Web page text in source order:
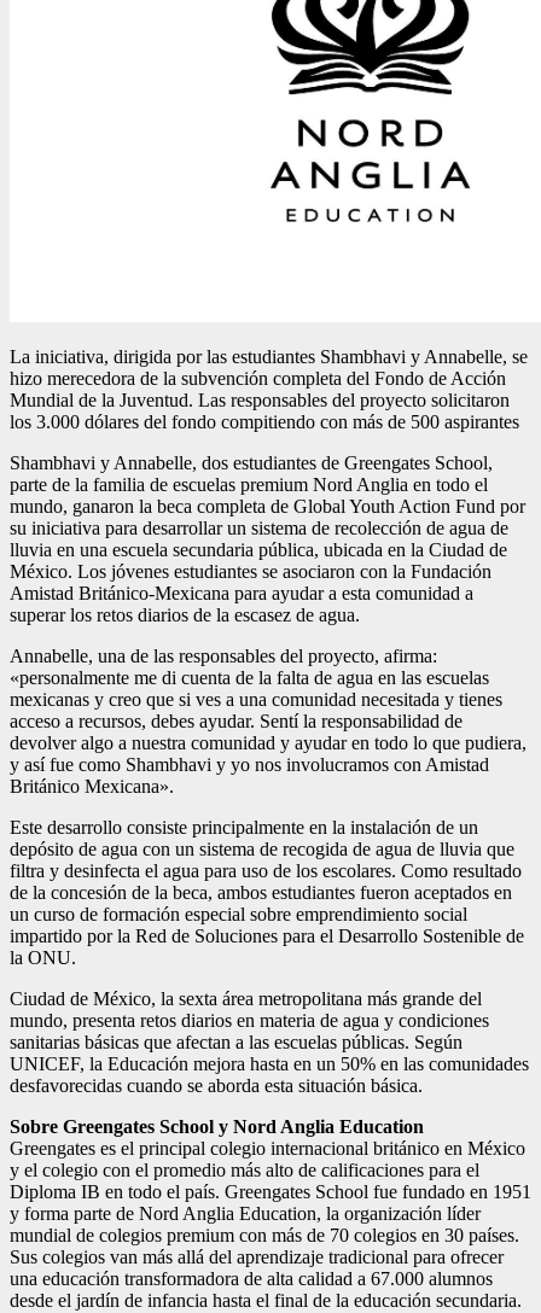
La iniciativa, dirigida por las estudiantes Shambhavi y Annabelle, se
hizo merecedora de la subvención completa del Fondo de Acción
Mundial de la Juventud. Las responsables del proyecto solicitaron
los 3.000 dólares del fondo compitiendo con más de 500 aspirantes
Shambhavi y Annabelle, dos estudiantes de Greengates School,
parte de la familia de escuelas premium Nord Anglia en todo el
mundo, ganaron la beca completa de Global Youth Action Fund por
su iniciativa para desarrollar un sistema de recolección de agua de
lluvia en una escuela secundaria pública, ubicada en la Ciudad de
México. Los jóvenes estudiantes se asociaron con la Fundación
Amistad Británico-Mexicana para ayudar a esta comunidad a
superar los retos diarios de la escasez de agua.
Annabelle, una de las responsables del proyecto, afirma:
«personalmente me di cuenta de la falta de agua en las escuelas
mexicanas y creo que si ves a una comunidad necesitada y tienes
acceso a recursos, debes ayudar. Sentí la responsabilidad de
devolver algo a nuestra comunidad y ayudar en todo lo que pudiera,
y así fue como Shambhavi y yo nos involucramos con Amistad
Británico Mexicana».
Este desarrollo consiste principalmente en la instalación de un
depósito de agua con un sistema de recogida de agua de lluvia que
filtra y desinfecta el agua para uso de los escolares. Como resultado
de la concesión de la beca, ambos estudiantes fueron aceptados en
un curso de formación especial sobre emprendimiento social
impartido por la Red de Soluciones para el Desarrollo Sostenible de
la ONU.
Ciudad de México, la sexta área metropolitana más grande del
mundo, presenta retos diarios en materia de agua y condiciones
sanitarias básicas que afectan a las escuelas públicas. Según
UNICEF, la Educación mejora hasta en un 50% en las comunidades
desfavorecidas cuando se aborda esta situación básica.
Sobre Greengates School y Nord Anglia Education
Greengates es el principal colegio internacional británico en México
y el colegio con el promedio más alto de calificaciones para el
Diploma IB en todo el país. Greengates School fue fundado en 1951
y forma parte de Nord Anglia Education, la organización líder
mundial de colegios premium con más de 70 colegios en 30 países.
Sus colegios van más allá del aprendizaje tradicional para ofrecer
una educación transformadora de alta calidad a 67.000 alumnos
desde el jardín de infancia hasta el final de la educación secundaria.